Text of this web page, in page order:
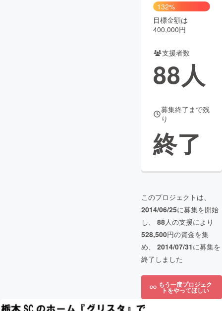
CAMPFIRE Creation
コミュニティ
132%
目標金額は
400,000円
支援者数
88人
募集終了まで残
り
終了
このプロジェクトは、
2014/06/25に募集を開始
し、 88人の支援により
528,500円の資金を集
め、 2014/07/31に募集を
終了しました
もう一度プロジェク
トをやってほしい